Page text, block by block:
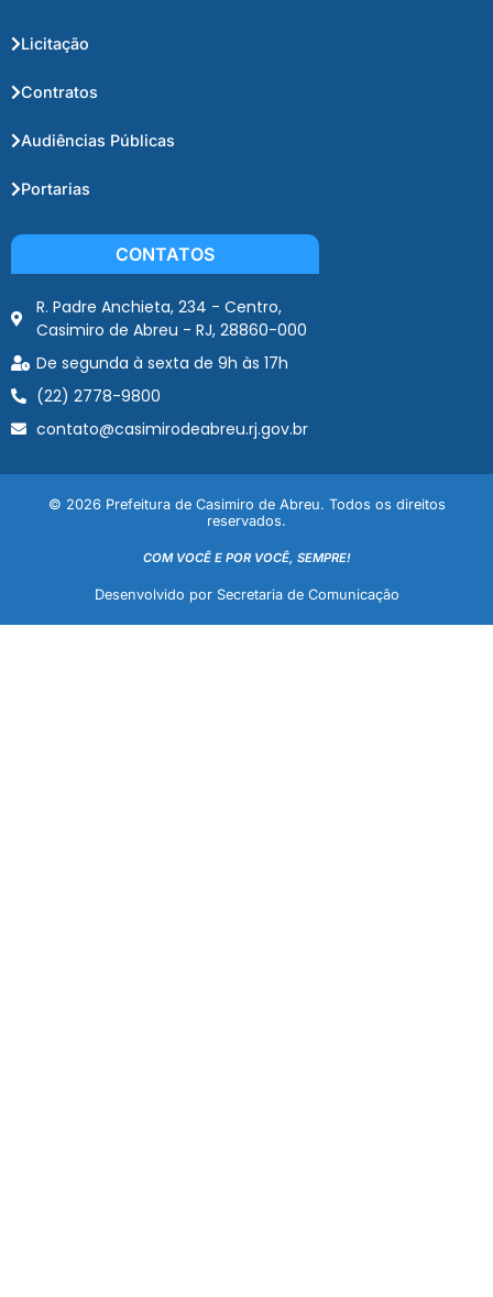
Licitação
Contratos
Audiências Públicas
Portarias
CONTATOS
R. Padre Anchieta, 234 - Centro,
Casimiro de Abreu - RJ, 28860-000
De segunda à sexta de 9h às 17h
(22) 2778-9800
contato@casimirodeabreu.rj.gov.br
© 2026 Prefeitura de Casimiro de Abreu. Todos os direitos
reservados.
COM VOCÊ E POR VOCÊ, SEMPRE!
Desenvolvido por Secretaria de Comunicação